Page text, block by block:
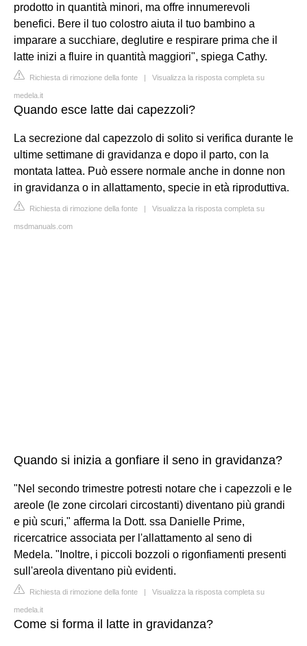
prodotto in quantità minori, ma offre innumerevoli
benefici. Bere il tuo colostro aiuta il tuo bambino a
imparare a succhiare, deglutire e respirare prima che il
latte inizi a fluire in quantità maggiori", spiega Cathy.
Richiesta di rimozione della fonte | Visualizza la risposta completa su
medela.it
Quando esce latte dai capezzoli?
La secrezione dal capezzolo di solito si verifica durante le
ultime settimane di gravidanza e dopo il parto, con la
montata lattea. Può essere normale anche in donne non
in gravidanza o in allattamento, specie in età riproduttiva.
Richiesta di rimozione della fonte | Visualizza la risposta completa su
msdmanuals.com
Quando si inizia a gonfiare il seno in gravidanza?
"Nel secondo trimestre potresti notare che i capezzoli e le
areole (le zone circolari circostanti) diventano più grandi
e più scuri," afferma la Dott. ssa Danielle Prime,
ricercatrice associata per l'allattamento al seno di
Medela. "Inoltre, i piccoli bozzoli o rigonfiamenti presenti
sull'areola diventano più evidenti.
Richiesta di rimozione della fonte | Visualizza la risposta completa su
medela.it
Come si forma il latte in gravidanza?